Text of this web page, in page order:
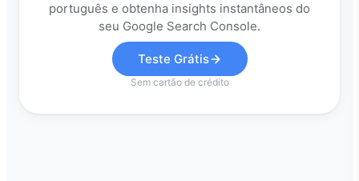
português e obtenha insights instantâneos do
seu Google Search Console.
Teste Grátis
Sem cartão de crédito